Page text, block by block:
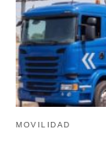
MOVILIDAD